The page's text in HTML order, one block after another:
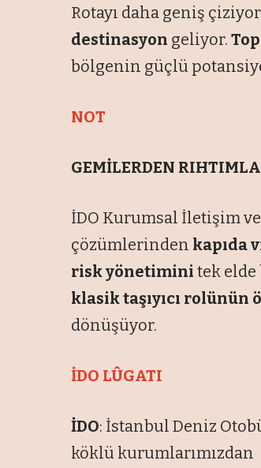
Rotayı daha geniş çiziyor
destinasyon geliyor.
bölgenin güçlü
NOT
GEMİLERDEN
İDO Kurumsal İletişim
çözümlerinden kapıda
risk yönetimini tek
klasik taşıyıcı rolünün
dönüşüyor.
İDO LÛGATI
İDO: İstanbul Deniz
köklü kurumlarımızdan